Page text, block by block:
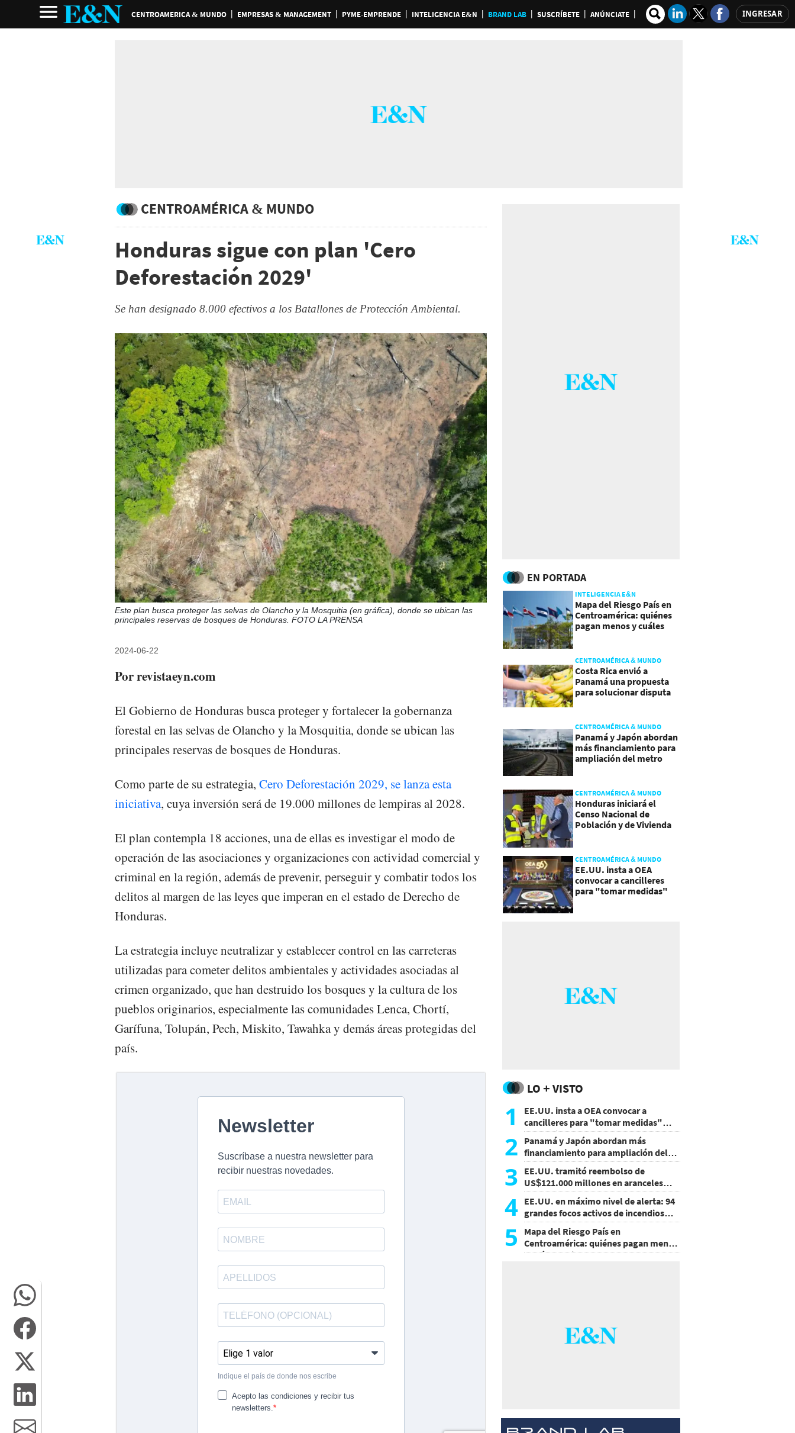
CENTROAMERICA & MUNDO EMPRESAS & MANAGEMENT PYME-EMPRENDE INTELIGENCIA E&N BRAND LAB SUSCRÍBETE ANÚNCIATE INGRESAR
CENTROAMÉRICA & MUNDO
Honduras sigue con plan 'Cero
Deforestación 2029'
Se han designado 8.000 efectivos a los Batallones de Protección Ambiental.
Este plan busca proteger las selvas de Olancho y la Mosquitia (en gráfica), donde se ubican las
principales reservas de bosques de Honduras. FOTO LA PRENSA
2024-06-22
Por revistaeyn.com
El Gobierno de Honduras busca proteger y fortalecer la gobernanza
forestal en las selvas de Olancho y la Mosquitia, donde se ubican las
principales reservas de bosques de Honduras.
Como parte de su estrategia, Cero Deforestación 2029, se lanza esta
iniciativa, cuya inversión será de 19.000 millones de lempiras al 2028.
El plan contempla 18 acciones, una de ellas es investigar el modo de
operación de las asociaciones y organizaciones con actividad comercial y
criminal en la región, además de prevenir, perseguir y combatir todos los
delitos al margen de las leyes que imperan en el estado de Derecho de
Honduras.
La estrategia incluye neutralizar y establecer control en las carreteras
utilizadas para cometer delitos ambientales y actividades asociadas al
crimen organizado, que han destruido los bosques y la cultura de los
pueblos originarios, especialmente las comunidades Lenca, Chortí,
Garífuna, Tolupán, Pech, Miskito, Tawahka y demás áreas protegidas del
país.
EN PORTADA
INTELIGENCIA E&N
Mapa del Riesgo País en
Centroamérica: quiénes
pagan menos y cuáles
CENTROAMÉRICA & MUNDO
Costa Rica envió a
Panamá una propuesta
para solucionar disputa
CENTROAMÉRICA & MUNDO
Panamá y Japón abordan
más financiamiento para
ampliación del metro
CENTROAMÉRICA & MUNDO
Honduras iniciará el
Censo Nacional de
Población y de Vivienda
CENTROAMÉRICA & MUNDO
EE.UU. insta a OEA
convocar a cancilleres
para "tomar medidas"
LO + VISTO
1
EE.UU. insta a OEA convocar a
cancilleres para "tomar medidas"
sobre Nicaragua
2 Panamá y Japón abordan más
financiamiento para ampliación del
metro
3 EE.UU. tramitó reembolso de
US$121.000 millones en aranceles
anulados
4 EE.UU. en máximo nivel de alerta: 94
grandes focos activos de incendios
forestales
5
Mapa del Riesgo País en
Centroamérica: quiénes pagan menos
y cuáles mejoraron